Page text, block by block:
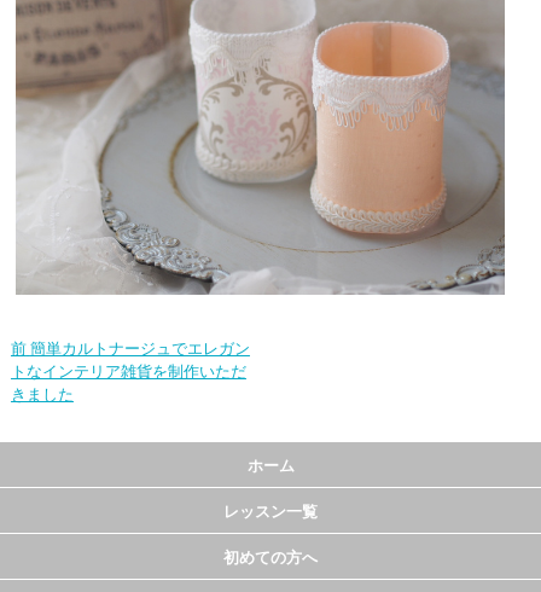
前 簡単カルトナージュでエレガン
トなインテリア雑貨を制作いただ
きました
ホーム
レッスン一覧
初めての方へ